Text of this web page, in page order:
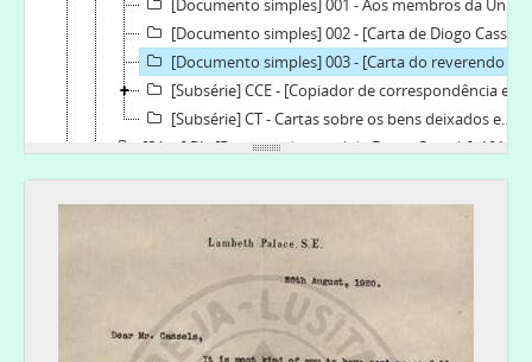
[Documento simples] 002 - [Carta de Diogo Cassels sobre a independência da Igreja Lusitana], 1913
[Documento simples] 003 - [Carta do reverendo George Bell a Diogo Cassels], 1920-08
[Subsérie] CCE - [Copiador de correspondência enviada], 1908-07-1923-01-21
[Subsérie] CT - Cartas sobre os bens deixados em testamento por Diogo Cassels, 1923-11-21-1927-08-22
[Série] RJ - [Recortes de jornal de Diogo Cassels], 1911-02-10-1923-09-07
[Série] PO - Prémios oferecidos por Diogo Cassels, 1921-12
[Série] CT - Certidões do testamento de Diogo Cassels, 1924-03-22-1924-11-25
[Secção] MC - Cassels, Margaret Kennedy. 1872-1963, 1887-12-1964-12-31
[Secção] AC - Cassels, André Boys.1849-1931, 1849-07-1931-12-18